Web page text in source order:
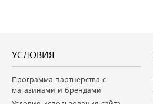
УСЛОВИЯ
Программа партнерства с
магазинами и брендами